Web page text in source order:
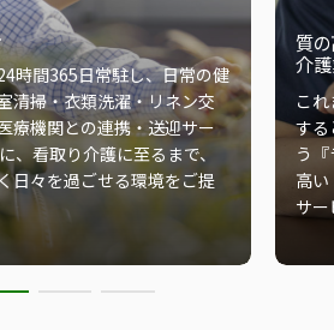
時間365⽇常駐し、⽇常の健
清掃・⾐類洗濯・リネン交
療機関との連携・送迎サー
、看取り介護に⾄るまで、
⽇々を過ごせる環境をご提
質の
介
こ
する
う
⾼
サー